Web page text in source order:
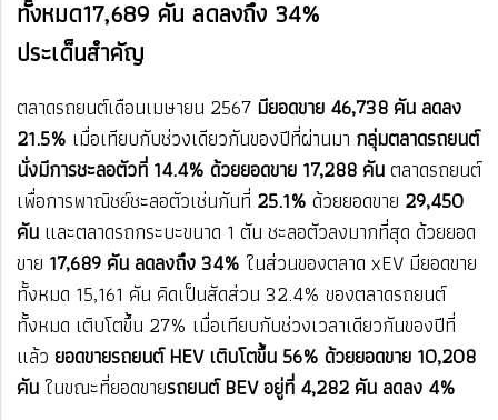
ทั้งหมด17,689 คัน ลดลงถึง 34%
ประเด็นสำคัญ
​​ตลาดรถยนต์เดือนเมษายน 2567 มียอดขาย 46,738 คัน ลดลง
21.5% เมื่อเทียบกับช่วงเดียวกันของปีที่ผ่านมา กลุ่มตลาดรถยนต์
นั่งมีการชะลอตัวที่ 14.4% ด้วยยอดขาย 17,288 คันตลาดรถยนต์
เพื่อการพาณิชย์ชะลอตัวเช่นกันที่ 25.1% ด้วยยอดขาย 29,450
คัน และตลาดรถกระบะขนาด 1 ตัน ชะลอตัวลงมากที่สุด ด้วยยอด
ขาย 17,689 คัน ลดลงถึง 34% ในส่วนของตลาด xEV มียอดขาย
ทั้งหมด 15,161 คัน คิดเป็นสัดส่วน 32.4% ของตลาดรถยนต์
ทั้งหมด เติบโตขึ้น 27% เมื่อเทียบกับช่วงเวลาเดียวกันของปีที่
แล้ว ยอดขายรถยนต์ HEV เติบโตขึ้น 56% ด้วยยอดขาย 10,208
คันในขณะที่ยอดขายรถยนต์ BEV อยู่ที่ 4,282 คัน ลดลง 4%